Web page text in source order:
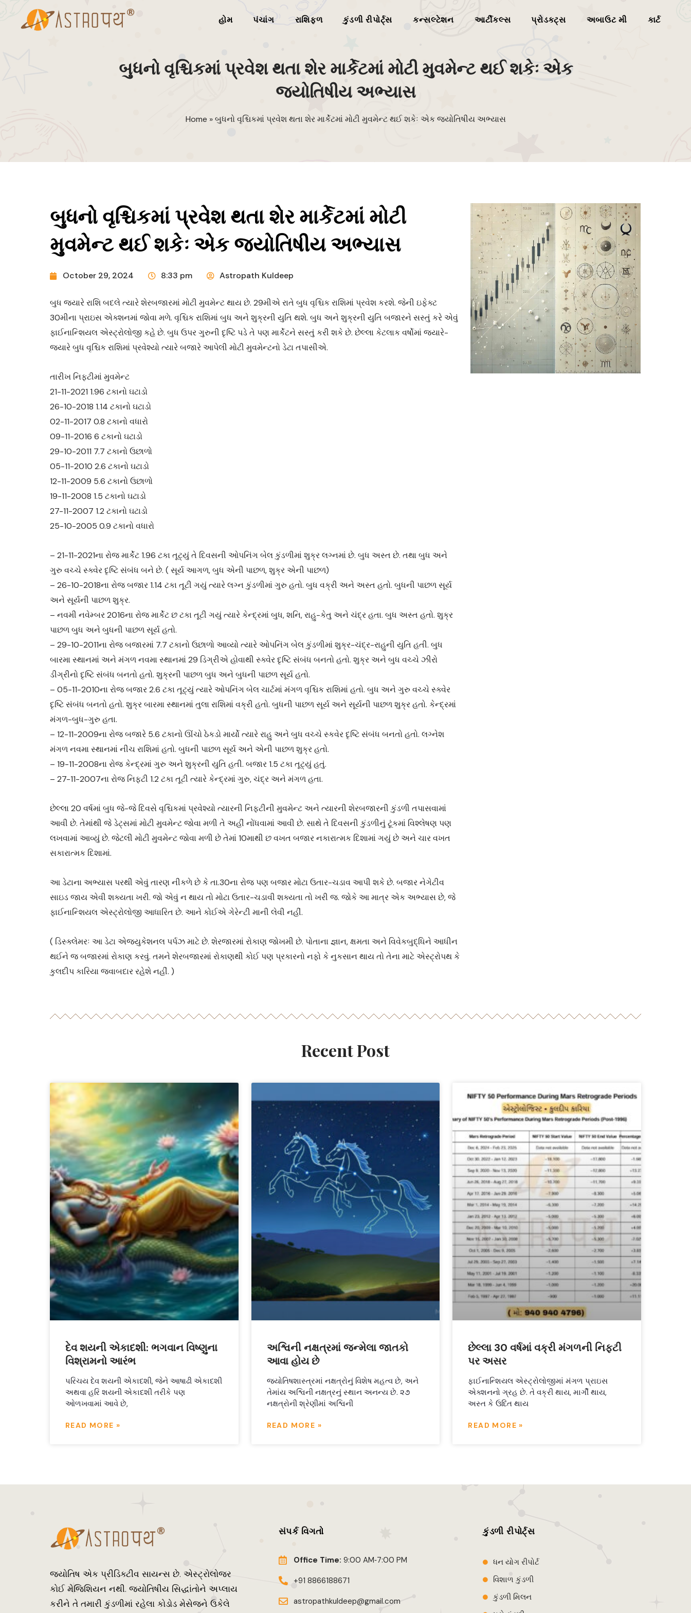
હોમ પંચાંગ રાશિફળ કુંડળી રીપોર્ટ્સ કન્સલ્ટેશન આર્ટીકલ્સ પ્રોડક્ટ્સ અબાઉટ મી કાર્ટ
બુધનો વૃશ્ચિકમાં પ્રવેશ થતા શેર માર્કેટમાં મોટી મુવમેન્ટ થઈ શકેઃ એક
જ્યોતિષીય અભ્યાસ
Home »બુધનો વૃશ્ચિકમાં પ્રવેશ થતા શેર માર્કેટમાં મોટી મુવમેન્ટ થઈ શકેઃ એક જ્યોતિષીય અભ્યાસ
બુધનો વૃશ્ચિકમાં પ્રવેશ થતા શેર માર્કેટમાં મોટી
મુવમેન્ટ થઈ શકેઃ એક જ્યોતિષીય અભ્યાસ
October 29, 2024 8:33 pm Astropath Kuldeep
બુધ જ્યારે રાશિ બદલે ત્યારે શેરબજારમાં મોટી મુવમેન્ટ થાય છે. 29મીએ રાતે બુધ વૃશ્ચિક રાશિમાં પ્રવેશ કરશે. જેની ઇફેક્ટ
30મીના પ્રાઇસ એક્શનમાં જોવા મળે. વૃશ્ચિક રાશિમાં બુધ અને શુક્રની યુતિ થશે. બુધ અને શુક્રની યુતિ બજારને સસ્તું કરે એવું
ફાઈનાન્શિયલ એસ્ટ્રોલોજી કહે છે. બુધ ઉપર ગુરુની દૃષ્ટિ પડે તે પણ માર્કેટને સસ્તું કરી શકે છે. છેલ્લા કેટલાક વર્ષોમાં જ્યારે-
જ્યારે બુધ વૃશ્ચિક રાશિમાં પ્રવેશ્યો ત્યારે બજારે આપેલી મોટી મુવમેન્ટનો ડેટા તપાસીએ.
તારીખ નિફ્ટીમાં મુવમેન્ટ
21-11-2021 1.96 ટકાનો ઘટાડો
26-10-2018 1.14 ટકાનો ઘટાડો
02-11-2017 0.8 ટકાનો વધારો
09-11-2016 6 ટકાનો ઘટાડો
29-10-2011 7.7 ટકાનો ઉછાળો
05-11-2010 2.6 ટકાનો ઘટાડો
12-11-2009 5.6 ટકાનો ઉછાળો
19-11-2008 1.5 ટકાનો ઘટાડો
27-11-2007 1.2 ટકાનો ઘટાડો
25-10-2005 0.9 ટકાનો વધારો
– 21-11-2021ના રોજ માર્કેટ 1.96 ટકા તૂટ્યું તે દિવસની ઓપનિંગ બેલ કુંડળીમાં શુક્ર લગ્નમાં છે. બુધ અસ્ત છે. તથા બુધ અને
ગુરુ વચ્ચે સ્ક્વેર દૃષ્ટિ સંબંધ બને છે. ( સૂર્ય આગળ, બુધ એની પાછળ, શુક્ર એની પાછળ)
– 26-10-2018ના રોજ બજાર 1.14 ટકા તૂટી ગયું ત્યારે લગ્ન કુંડળીમાં ગુરુ હતો. બુધ વક્રી અને અસ્ત હતો. બુધની પાછળ સૂર્ય
અને સૂર્યની પાછળ શુક્ર.
– નવમી નવેમ્બર 2016ના રોજ માર્કેટ છ ટકા તૂટી ગયું ત્યારે કેન્દ્રમાં બુધ, શનિ, રાહુ-કેતુ અને ચંદ્ર હતા. બુધ અસ્ત હતો. શુક્ર
પાછળ બુધ અને બુધની પાછળ સૂર્ય હતો.
– 29-10-2011ના રોજ બજારમાં 7.7 ટકાનો ઉછાળો આવ્યો ત્યારે ઓપનિંગ બેલ કુંડળીમાં શુક્ર-ચંદ્ર-રાહુની યુતિ હતી. બુધ
બારમા સ્થાનમાં અને મંગળ નવમા સ્થાનમાં 29 ડિગ્રીએ હોવાથી સ્ક્વેર દૃષ્ટિ સંબંધ બનતો હતો. શુક્ર અને બુધ વચ્ચે ઝીરો
ડીગ્રીનો દૃષ્ટિ સંબંધ બનતો હતો. શુક્રની પાછળ બુધ અને બુધની પાછળ સૂર્ય હતો.
– 05-11-2010ના રોજ બજાર 2.6 ટકા તૂટ્યું ત્યારે ઓપનિંગ બેલ ચાર્ટમાં મંગળ વૃશ્ચિક રાશિમાં હતો. બુધ અને ગુરુ વચ્ચે સ્ક્વેર
દૃષ્ટિ સંબંધ બનતો હતો. શુક્ર બારમા સ્થાનમાં તુલા રાશિમાં વક્રી હતો. બુધની પાછળ સૂર્ય અને સૂર્યની પાછળ શુક્ર હતો. કેન્દ્રમાં
મંગળ-બુધ-ગુરુ હતા.
– 12-11-2009ના રોજ બજારે 5.6 ટકાનો ઊંચો ઠેકડો માર્યો ત્યારે રાહુ અને બુધ વચ્ચે સ્કવેર દૃષ્ટિ સંબંધ બનતો હતો. લગ્નેશ
મંગળ નવમા સ્થાનમાં નીચ રાશિમાં હતો. બુધની પાછળ સૂર્ય અને એની પાછળ શુક્ર હતો.
– 19-11-2008ના રોજ કેન્દ્રમાં ગુરુ અને શુક્રની યુતિ હતી. બજાર 1.5 ટકા તૂટ્યું હતું.
– 27-11-2007ના રોજ નિફ્ટી 1.2 ટકા તૂટી ત્યારે કેન્દ્રમાં ગુરુ, ચંદ્ર અને મંગળ હતા.
છેલ્લા 20 વર્ષમાં બુધ જે-જે દિવસે વૃશ્ચિકમાં પ્રવેશ્યો ત્યારની નિફ્ટીની મુવમેન્ટ અને ત્યારની શેરબજારની કુંડળી તપાસવામાં
આવી છે. તેમાંથી જે ડેટ્સમાં મોટી મુવમેન્ટ જોવા મળી તે અહીં નોંધવામાં આવી છે. સાથે તે દિવસની કુંડળીનું ટૂંકમાં વિશ્લેષણ પણ
લખવામાં આવ્યું છે. જેટલી મોટી મુવમેન્ટ જોવા મળી છે તેમાં 10માથી છ વખત બજાર નકારાત્મક દિશામાં ગયું છે અને ચાર વખત
સકારાત્મક દિશામાં.
આ ડેટાના અભ્યાસ પરથી એવું તારણ નીકળે છે કે તા.30ના રોજ પણ બજાર મોટા ઉતાર-ચડાવ આપી શકે છે. બજાર નેગેટીવ
સાઇડ જાય એવી શક્યતા ખરી. જો એવું ન થાય તો મોટા ઉતાર-ચડાવી શક્યતા તો ખરી જ. જોકે આ માત્ર એક અભ્યાસ છે, જે
ફાઈનાન્શિયલ એસ્ટ્રોલોજી આધારિત છે. આને કોઈએ ગેરેન્ટી માની લેવી નહીં.
( ડિસ્ક્લેમરઃ આ ડેટા એજ્યુકેશનલ પર્પઝ માટે છે. શેરજારમાં રોકાણ જોખમી છે. પોતાના જ્ઞાન, ક્ષમતા અને વિવેકબુદ્ધિને આધીન
થઈને જ બજારમાં રોકાણ કરવું. તમને શેરબજારમાં રોકાણથી કોઈ પણ પ્રકારનો નફો કે નુકસાન થાય તો તેના માટે એસ્ટ્રોપથ કે
કુલદીપ કારિયા જવાબદાર રહેશે નહીં. )
Recent Post
દેવ શયની એકાદશી: ભગવાન વિષ્ણુના
વિશ્રામનો આરંભ
પરિચય દેવ શયની એકાદશી, જેને આષાઢી એકાદશી
અથવા હરિ શયની એકાદશી તરીકે પણ
ઓળખવામાં આવે છે,
READ MORE »
અશ્વિની નક્ષત્રમાં જન્મેલા જાતકો
આવા હોય છે
જ્યોતિષશાસ્ત્રમાં નક્ષત્રોનું વિશેષ મહત્વ છે, અને
તેમાંય અશ્વિની નક્ષત્રનું સ્થાન અનન્ય છે. ૨૭
નક્ષત્રોની શ્રેણીમાં અશ્વિની
READ MORE »
છેલ્લા 30 વર્ષમાં વક્રી મંગળની નિફ્ટી
પર અસર
ફાઈનાન્શિયલ એસ્ટ્રોલોજીમાં મંગળ પ્રાઇસ
એક્શનનો ગ્રહ છે. તે વક્રી થાય, માર્ગી થાય,
અસ્ત કે ઉદિત થાય
READ MORE »
જ્યોતિષ એક પ્રીડિક્ટીવ સાયન્સ છે. એસ્ટ્રોલોજર
કોઈ મેજિશિયન નથી. જ્યોતિષીય સિદ્ધાંતોને અપ્લાય
કરીને તે તમારી કુંડળીમાં રહેલા કોડોડ મેસેજને ઉકેલે
સંપર્ક વિગતો
Office Time: 9:00 AM‑7:00 PM
+91 8866188671
astropathkuldeep@gmail.com
કુંડળી રીપોર્ટ્સ
ધન યોગ રીપોર્ટ
વિશાળ કુંડળી
કુંડળી મિલન